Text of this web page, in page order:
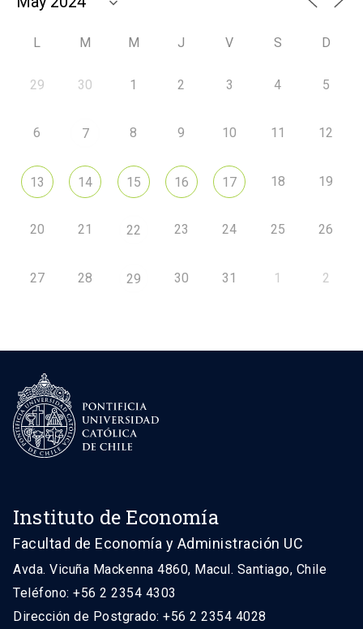
L M M J V S D
29 30 1 2 3 4 5
6 7 8 9 10 11 12
13 14 15 16 17 18 19
20 21 22 23 24 25 26
27 28 29 30 31 1 2
Instituto de Economía
Facultad de Economía y Administración UC
Avda. Vicuña Mackenna 4860, Macul. Santiago, Chile
Teléfono: +56 2 2354 4303
Dirección de Postgrado: +56 2 2354 4028